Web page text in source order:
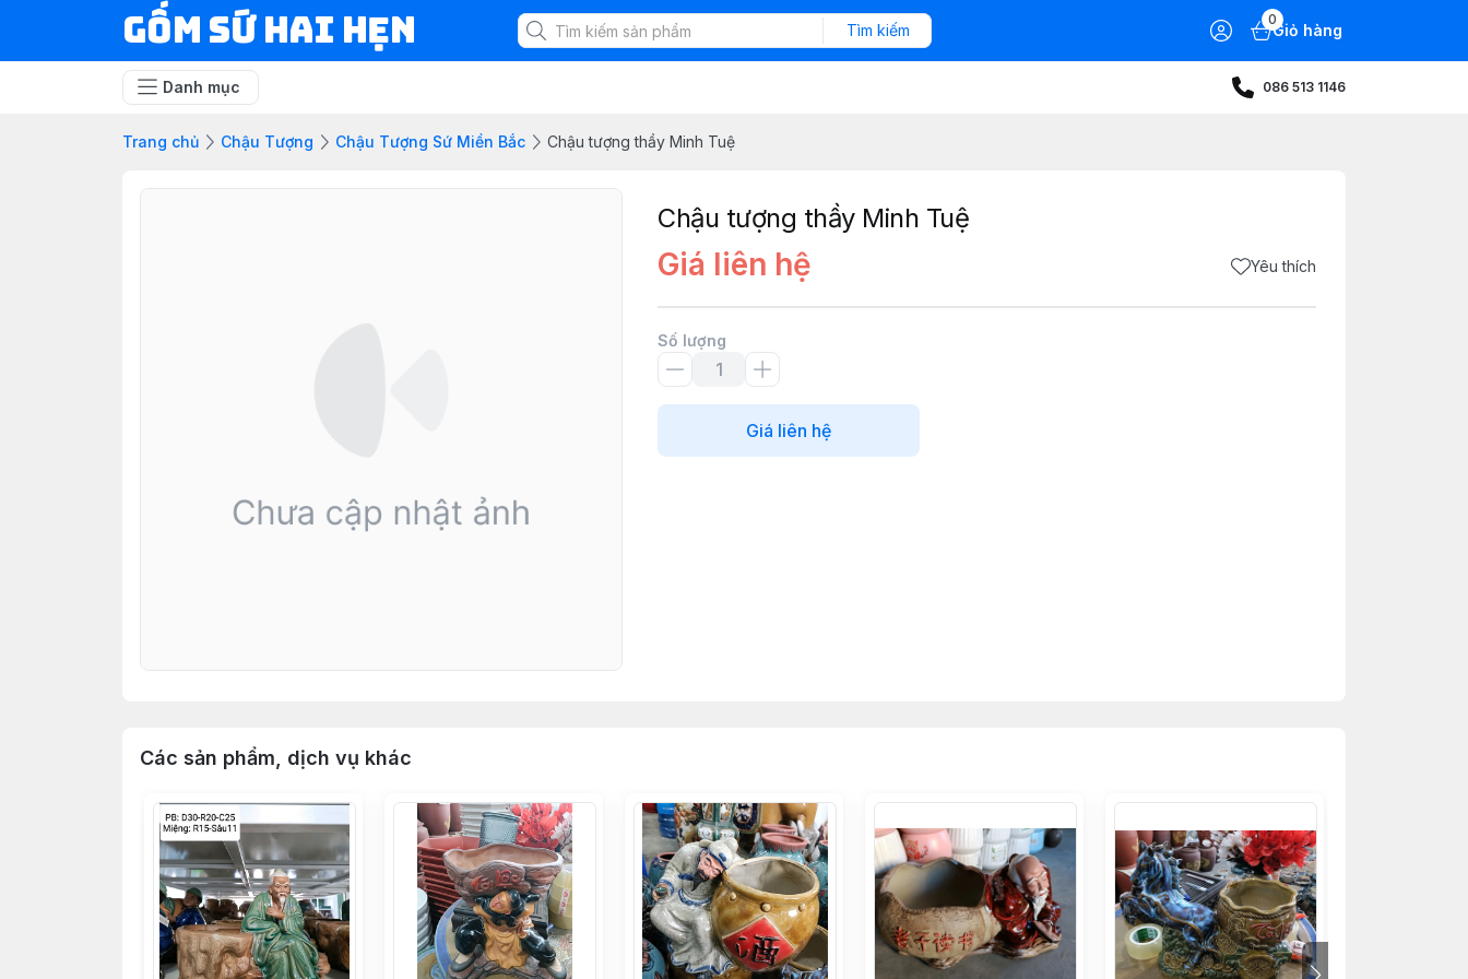
Gốm Sứ Hai Hẹn Tìm kiếm
0
Giỏ hàng
Danh mục 086 513 1146
Trang chủ Chậu Tượng Chậu Tượng Sứ Miền Bắc Chậu tượng thầy Minh Tuệ
Chậu tượng thầy Minh Tuệ
Giá liên hệ Yêu thích
Số lượng
Giá liên hệ
Các sản phẩm, dịch vụ khác